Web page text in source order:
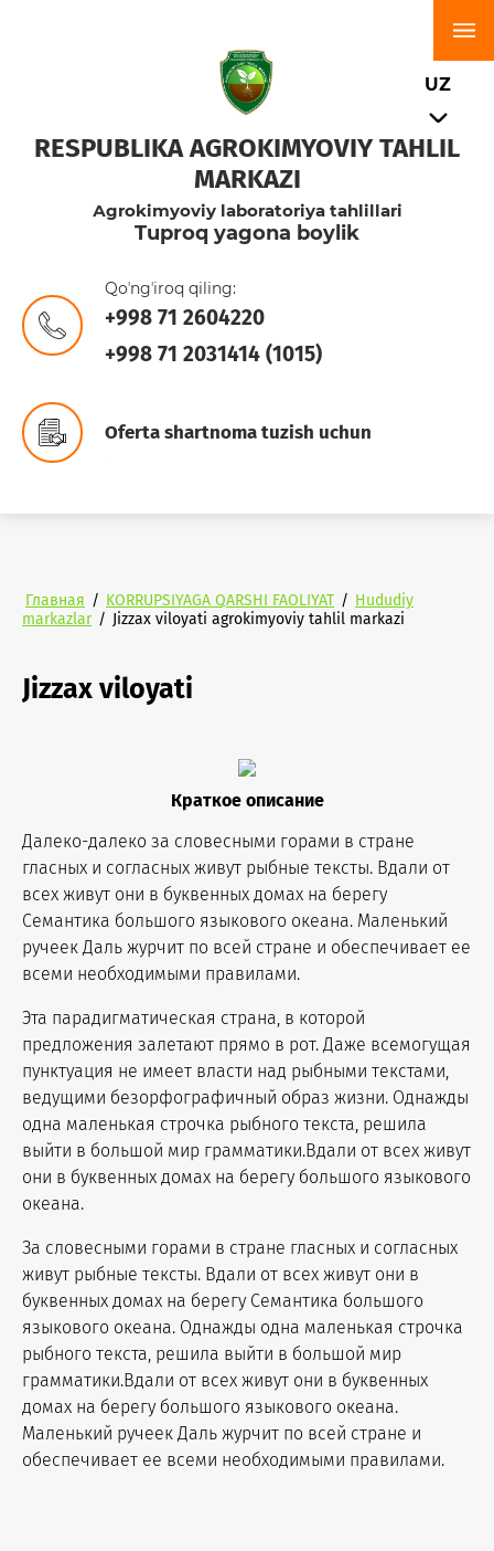
UZ
RESPUBLIKA AGROKIMYOVIY TAHLIL
MARKAZI
Аgrokimyoviy laboratoriya tahlillari
Tuproq yagona boylik
Qoʼngʼiroq qiling:
+998 71 2604220
+998 71 2031414 (1015)
Oferta shartnoma tuzish uchun
Главная / KORRUPSIYAGA QARSHI FAOLIYAT / Hududiy
markazlar / Jizzax viloyati agrokimyoviy tahlil markazi
Jizzax viloyati
Краткое описание
Далеко-далеко за словесными горами в стране
гласных и согласных живут рыбные тексты. Вдали от
всех живут они в буквенных домах на берегу
Семантика большого языкового океана. Маленький
ручеек Даль журчит по всей стране и обеспечивает ее
всеми необходимыми правилами.
Эта парадигматическая страна, в которой
предложения залетают прямо в рот. Даже всемогущая
пунктуация не имеет власти над рыбными текстами,
ведущими безорфографичный образ жизни. Однажды
одна маленькая строчка рыбного текста, решила
выйти в большой мир грамматики.Вдали от всех живут
они в буквенных домах на берегу большого языкового
океана.
За словесными горами в стране гласных и согласных
живут рыбные тексты. Вдали от всех живут они в
буквенных домах на берегу Семантика большого
языкового океана. Однажды одна маленькая строчка
рыбного текста, решила выйти в большой мир
грамматики.Вдали от всех живут они в буквенных
домах на берегу большого языкового океана.
Маленький ручеек Даль журчит по всей стране и
обеспечивает ее всеми необходимыми правилами.